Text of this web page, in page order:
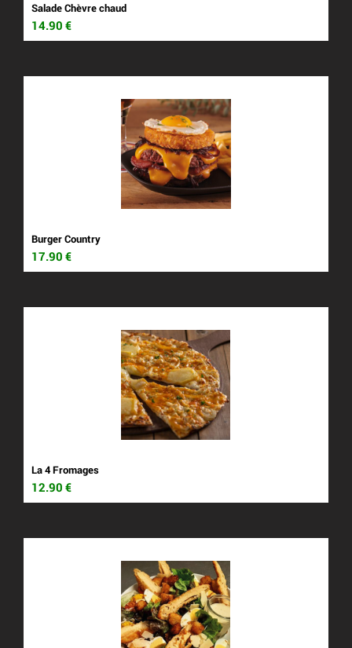
Salade Chèvre chaud
14.90 €
Burger Country
17.90 €
La 4 Fromages
12.90 €